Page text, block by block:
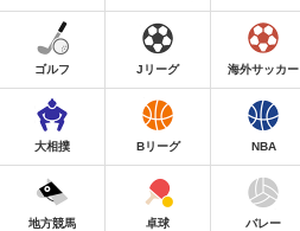
ゴルフ Jリーグ 海外サッカー
大相撲 Bリーグ NBA
地方競馬 卓球 バレー